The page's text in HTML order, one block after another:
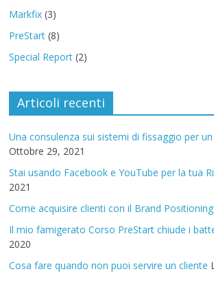
Markfix (3)
PreStart (8)
Special Report (2)
Articoli recenti
Una consulenza sui sistemi di fissaggio per
Ottobre 29, 2021
Stai usando Facebook e YouTube per la tua
2021
Come acquisire clienti con il Brand Positioning
Il mio famigerato Corso PreStart chiude i
2020
Cosa fare quando non puoi servire un cliente